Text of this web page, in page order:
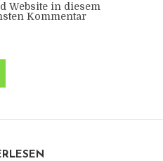
Website in diesem
Kommentar